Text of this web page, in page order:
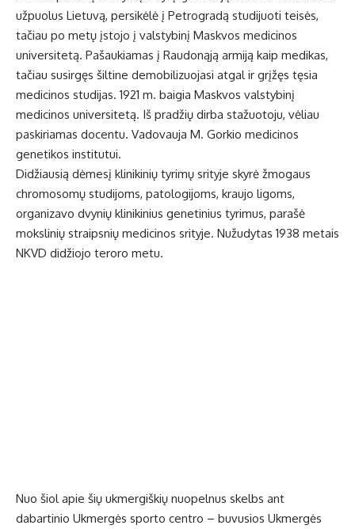
užpuolus Lietuvą, persikėlė į Petrogradą studijuoti teisės,
tačiau po metų įstojo į valstybinį Maskvos medicinos
universitetą. Pašaukiamas į Raudonąją armiją kaip medikas,
tačiau susirgęs šiltine demobilizuojasi atgal ir grįžęs tęsia
medicinos studijas. 1921 m. baigia Maskvos valstybinį
medicinos universitetą. Iš pradžių dirba stažuotoju, vėliau
paskiriamas docentu. Vadovauja M. Gorkio medicinos
genetikos institutui.
Didžiausią dėmesį klinikinių tyrimų srityje skyrė žmogaus
chromosomų studijoms, patologijoms, kraujo ligoms,
organizavo dvynių klinikinius genetinius tyrimus, parašė
mokslinių straipsnių medicinos srityje. Nužudytas 1938 metais
NKVD didžiojo teroro metu.
Nuo šiol apie šių ukmergiškių nuopelnus skelbs ant
dabartinio Ukmergės sporto centro – buvusios Ukmergės